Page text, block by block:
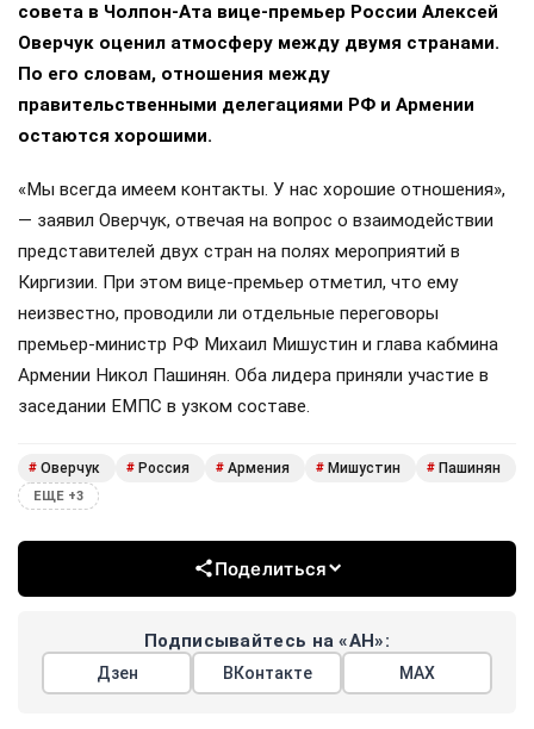
совета в Чолпон-Ата вице-премьер России Алексей
Оверчук оценил атмосферу между двумя странами.
По его словам, отношения между
правительственными делегациями РФ и Армении
остаются хорошими.
«Мы всегда имеем контакты. У нас хорошие отношения»,
— заявил Оверчук, отвечая на вопрос о взаимодействии
представителей двух стран на полях мероприятий в
Киргизии. При этом вице-премьер отметил, что ему
неизвестно, проводили ли отдельные переговоры
премьер-министр РФ Михаил Мишустин и глава кабмина
Армении Никол Пашинян. Оба лидера приняли участие в
заседании ЕМПС в узком составе.
# Оверчук # Россия # Армения # Мишустин # Пашинян
ЕЩЕ +3
Поделиться
Подписывайтесь на «АН»:
Дзен ВКонтакте МАХ